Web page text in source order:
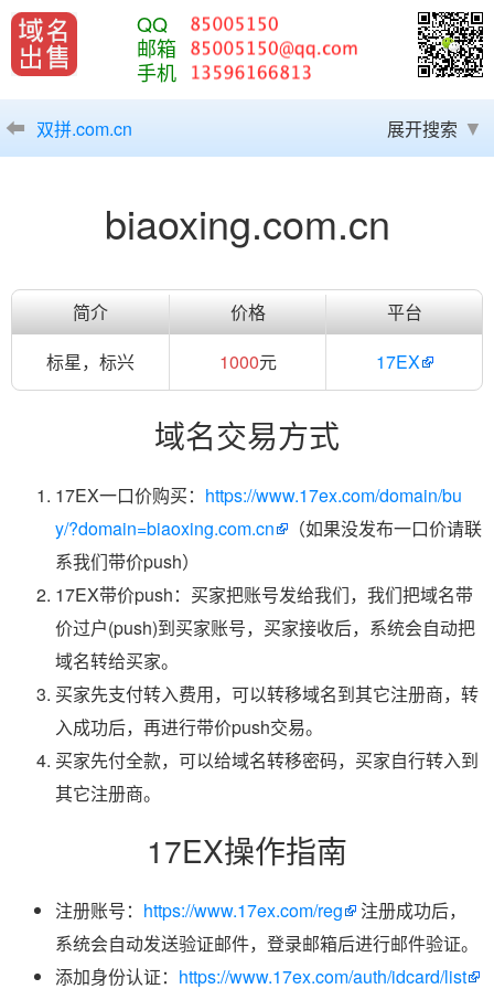
QQ
邮箱
手机
双拼.com.cn 展开搜索
biaoxing.com.cn
简介 价格
平台
标星，标兴
1000元 17EX
域名交易方式
17EX一口价购买： https://www.17ex.com/domain/bu
y/?domain=biaoxing.com.cn
（如果没发布一口价请联
系我们带价push）
17EX带价push：买家把账号发给我们，我们把域名带
价过户(push)到买家账号，买家接收后，系统会自动把
域名转给买家。
买家先支付转入费用，可以转移域名到其它注册商，转
入成功后，再进行带价push交易。
买家先付全款，可以给域名转移密码，买家自行转入到
其它注册商。
17EX操作指南
注册账号： https://www.17ex.com/reg
注册成功后，
系统会自动发送验证邮件，登录邮箱后进行邮件验证。
添加身份认证： https://www.17ex.com/auth/idcard/list